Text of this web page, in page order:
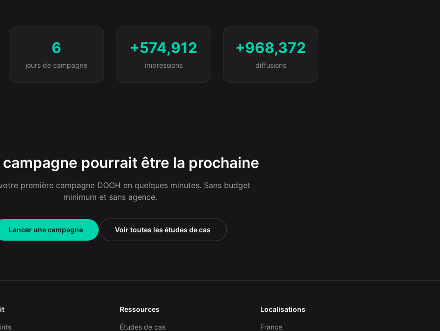
6
jours de campagne
+574,912
impressions
+968,372
diffusions
pourrait être la prochaine
première campagne DOOH en quelques minutes. Sans budget
minimum et sans agence.
Lancer une campagne Voir toutes les études de cas
Ressources
Études de cas
Localisations
France